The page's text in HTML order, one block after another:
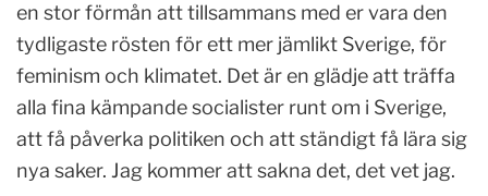
en stor förmån att tillsammans med er vara den
tydligaste rösten för ett mer jämlikt Sverige, för
feminism och klimatet. Det är en glädje att träffa
alla fina kämpande socialister runt om i Sverige,
att få påverka politiken och att ständigt få lära sig
nya saker. Jag kommer att sakna det, det vet jag.